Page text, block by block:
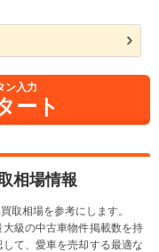
ン入力
ート
相場情報
取相場を参考にします。
級の中古車物件掲載数を持
て、愛車を売却する最適な